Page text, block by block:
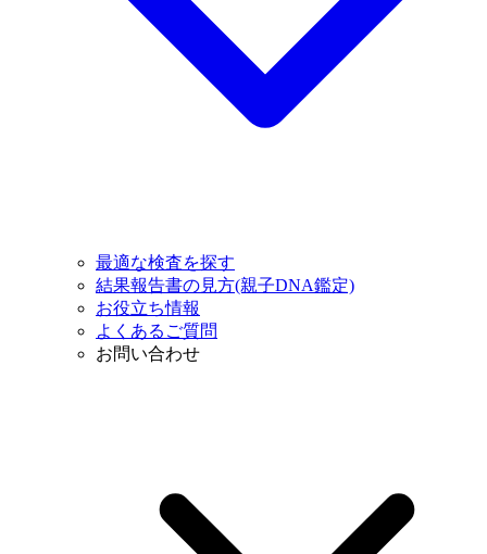
最適な検査を探す
結果報告書の見方(親子DNA鑑定)
お役立ち情報
よくあるご質問
お問い合わせ